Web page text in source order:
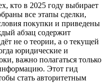
кто в 2025 году выбирает
все этапы сделки,
покупки и приведены
абзац содержит
не о теории, а о текущей
юридические и
важно полагаться только
Этот гид
стать авторитетным